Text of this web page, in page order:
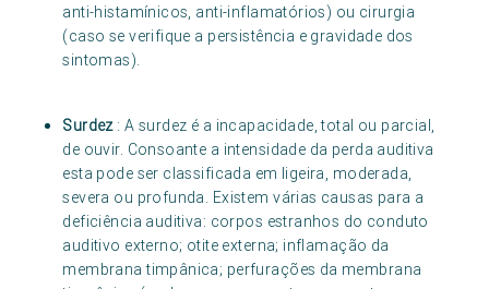
anti-histamínicos, anti-inflamatórios) ou cirurgia
(caso se verifique a persistência e gravidade dos
sintomas).
Surdez: A surdez é a incapacidade, total ou parcial,
de ouvir. Consoante a intensidade da perda auditiva
esta pode ser classificada em ligeira, moderada,
severa ou profunda. Existem várias causas para a
deficiência auditiva: corpos estranhos do conduto
auditivo externo; otite externa; inflamação da
membrana timpânica; perfurações da membrana